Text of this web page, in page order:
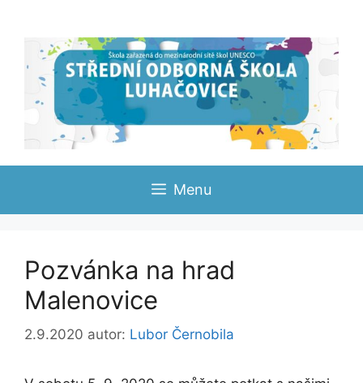
Menu
Pozvánka na hrad
Malenovice
2.9.2020 autor: Lubor Černobila